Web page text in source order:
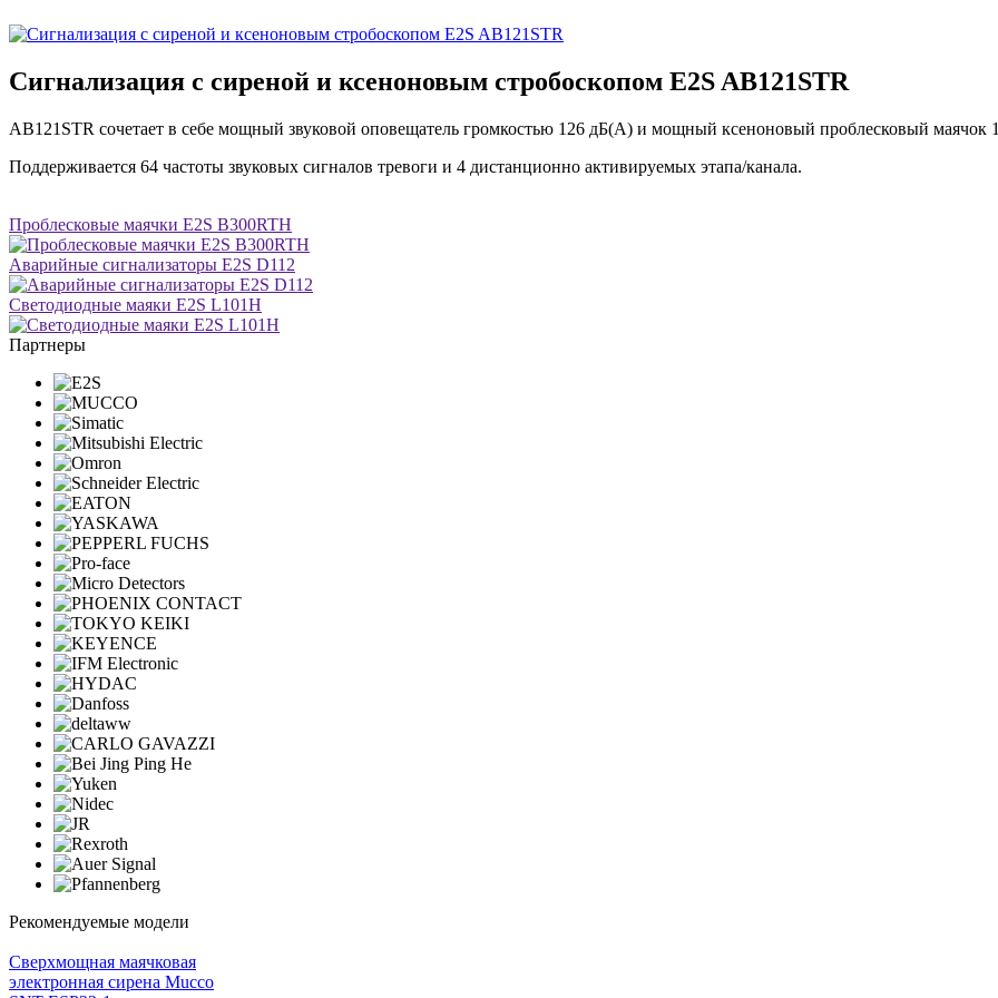
Сигнализация с сиреной и ксеноновым стробоскопом E2S AB121STR
AB121STR сочетает в себе мощный звуковой оповещатель громкостью 126 дБ(A) и мощный ксеноновый проблесковый маячок
Поддерживается 64 частоты звуковых сигналов тревоги и 4 дистанционно активируемых этапа/канала.
Проблесковые маячки E2S B300RTH
Аварийные сигнализаторы E2S D112
Светодиодные маяки E2S L101H
Партнеры
Рекомендуемые модели
Cверхмощная маячковая
электронная сирена Mucco